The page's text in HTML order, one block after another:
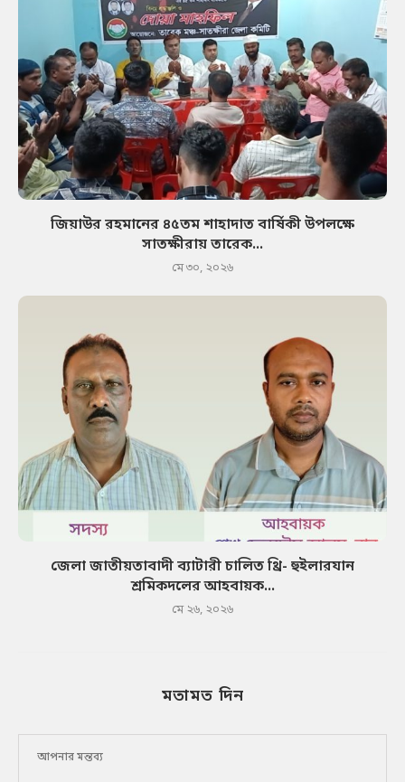
জিয়াউর রহমানের ৪৫তম শাহাদাত বার্ষিকী উপলক্ষে
সাতক্ষীরায় তারেক...
মে ৩০, ২০২৬
জেলা জাতীয়তাবাদী ব্যাটারী চালিত থ্রি- হুইলারযান
শ্রমিকদলের আহবায়ক...
মে ২৬, ২০২৬
মতামত দিন